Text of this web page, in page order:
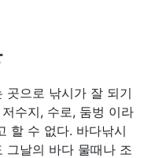
곳으로 낚시가 잘 되기
수지, 수로, 둠벙 이라
할 수 없다. 바다낚시
그날의 바다 물때나 조